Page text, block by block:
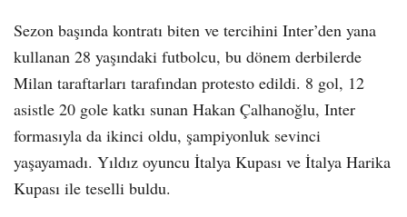
Sezon başında kontratı biten ve tercihini Inter’den yana
kullanan 28 yaşındaki futbolcu, bu dönem derbilerde
Milan taraftarları tarafından protesto edildi. 8 gol, 12
asistle 20 gole katkı sunan Hakan Çalhanoğlu, Inter
formasıyla da ikinci oldu, şampiyonluk sevinci
yaşayamadı. Yıldız oyuncu İtalya Kupası ve İtalya Harika
Kupası ile teselli buldu.